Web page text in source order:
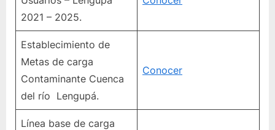
2021 – 2025.
Establecimiento de
Metas de carga
Contaminante Cuenca
del río Lengupá.
Conocer
Línea base de carga